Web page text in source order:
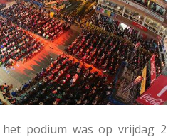
podium was op vrijdag 2